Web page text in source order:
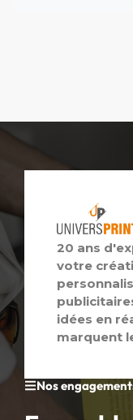
Nos
20 ans
votre
idées en
marquent